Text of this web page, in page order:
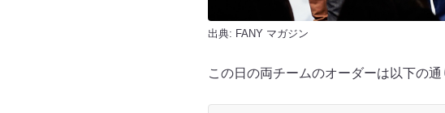
出典: FANY マガジン
この日の両チームのオーダーは以下の通